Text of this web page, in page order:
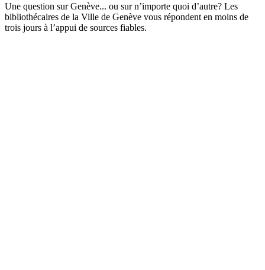
Une question sur Genève... ou sur n’importe quoi d’autre? Les
bibliothécaires de la Ville de Genève vous répondent en moins de
trois jours à l’appui de sources fiables.